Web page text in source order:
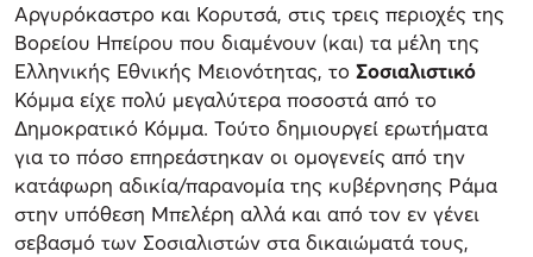
Αργυρόκαστρο και Κορυτσά, στις τρεις περιοχές της
Βορείου Ηπείρου που διαμένουν (και) τα μέλη της
Ελληνικής Εθνικής Μειονότητας, το Σοσιαλιστικό
Κόμμα είχε πολύ μεγαλύτερα ποσοστά από το
Δημοκρατικό Κόμμα. Τούτο δημιουργεί ερωτήματα
για το πόσο επηρεάστηκαν οι ομογενείς από την
κατάφωρη αδικία/παρανομία της κυβέρνησης Ράμα
στην υπόθεση Μπελέρη αλλά και από τον εν γένει
σεβασμό των Σοσιαλιστών στα δικαιώματά τους,